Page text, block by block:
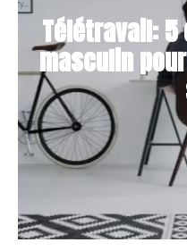
Télétravail:
masculin